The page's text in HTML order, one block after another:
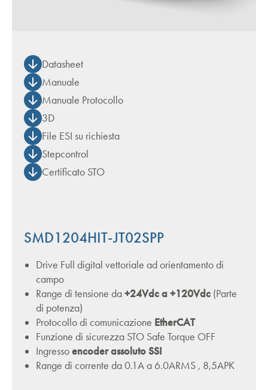
Datasheet
Manuale
Manuale Protocollo
3D
File ESI su richiesta
Stepcontrol
Certificato STO
SMD1204HIT-JT02SPP
Drive Full digital vettoriale ad orientamento di
campo
Range di tensione da+24Vdc a +120Vdc (Parte
di potenza)
Protocollo di comunicazione EtherCAT
Funzione di sicurezza STO Safe Torque OFF
Ingressoencoder assoluto SSI
Range di corrente da 0.1A a 6.0ARMS , 8,5APK